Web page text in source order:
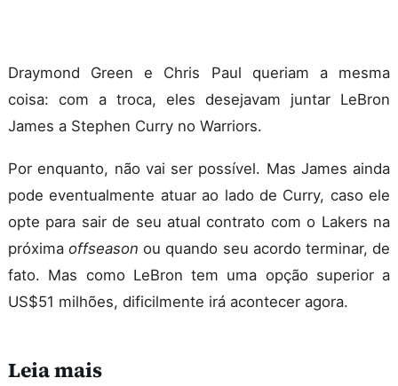
Draymond Green e Chris Paul queriam a mesma
coisa: com a troca, eles desejavam juntar LeBron
James a Stephen Curry no Warriors.
Por enquanto, não vai ser possível. Mas James ainda
pode eventualmente atuar ao lado de Curry, caso ele
opte para sair de seu atual contrato com o Lakers na
próximaoffseason ou quando seu acordo terminar, de
fato. Mas como LeBron tem uma opção superior a
US$51 milhões, dificilmente irá acontecer agora.
Leia mais